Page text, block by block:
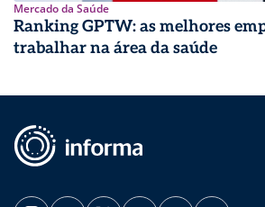
Mercado da Saúde
Ranking GPTW: as melhores
trabalhar na área da saúde